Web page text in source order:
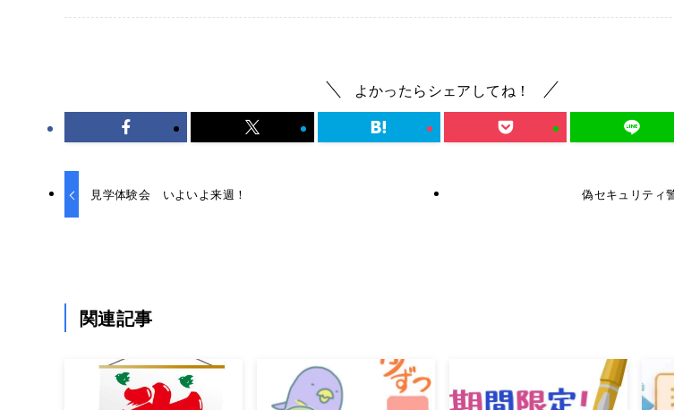
よかったらシェアしてね！
見学体験会 いよいよ来週！ 偽セキュリティ
関連記事